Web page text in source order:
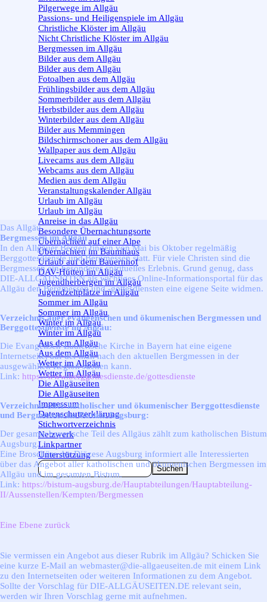
Pilgerwege im Allgäu
Passions- und Heiligenspiele im Allgäu
Christliche Klöster im Allgäu
Nicht Christliche Klöster im Allgäu
Bergmessen im Allgäu
Bilder aus dem Allgäu
Bilder aus dem Allgäu
Fotoalben aus dem Allgäu
Frühlingsbilder aus dem Allgäu
Sommerbilder aus dem Allgäu
Herbstbilder aus dem Allgäu
Winterbilder aus dem Allgäu
Bilder aus Memmingen
Bildschirmschoner aus dem Allgäu
Wallpaper aus dem Allgäu
Livecams aus dem Allgäu
Webcams aus dem Allgäu
Medien aus dem Allgäu
Veranstaltungskalender Allgäu
Urlaub im Allgäu
Urlaub im Allgäu
Anreise in das Allgäu
Besondere Übernachtungsorte
Übernachten auf einer Alpe
Übernachten im Baumhaus
Urlaub auf dem Bauernhof
DAV-Hütten im Allgäu
Jugendherbergen im Allgäu
Jugendzeltplätze im Allgäu
Sommer im Allgäu
Sommer im Allgäu
Winter im Allgäu▼
Winter im Allgäu
Aus dem Allgäu▼
Aus dem Allgäu
Wetter im Allgäu▼
Wetter im Allgäu
Die Allgäuseiten
Die Allgäuseiten
Impressum
Datenschutzerklärung
Stichwortverzeichnis
Netzwerk
Linkpartner
Unterstützung
Suchen
Das Allgäu
Bergmessen im Allgäu
In den Allgäuer Bergen finden von Mai bis Oktober regelmäßig
Berggottesdienste und Bergmessen statt. Für viele Christen sind die
Bergmessen ein besonderes spirituelles Erlebnis. Grund genug, dass
DIE-ALLGÄUSEITEN als wichtiges Online-Informationsportal für das
Allgäu den Bergmessen und -gottesdiensten eine eigene Seite widmen.
Verzeichnis aller evangelischen und ökumenischen Bergmessen und
Berggottesdienste im Allgäu:
Die Evangelisch-Lutherische Kirche in Bayern hat eine eigene
Internetseite, auf der man nach den aktuellen Bergmessen in der
ausgewählten Region suchen kann.
Link: https://www.berggottesdienste.de/gottesdienste
Verzeichnis aller katholischer und ökumenischer Berggottesdienste
und Bergmessen im Bistum Augsburg:
Der gesamte bayerische Teil des Allgäus zählt zum katholischen Bistum
Augsburg.
Eine Broschüre der Diözese Augsburg informiert alle Interessierten
über das Angebot aller katholischen und ökumenischen Bergmessen im
Allgäu und im gesamten Bistum.
Link: https://bistum-augsburg.de/Hauptabteilungen/Hauptabteilung-
II/Aussenstellen/Kempten/Bergmessen
Eine Ebene zurück
Sie vermissen ein Angebot aus dieser Rubrik im Allgäu? Schicken Sie
eine kurze E-Mail an webmaster@die-allgaeuseiten.de mit einem Link
zu den Internetseiten oder weiteren Informationen zu dem Angebot.
Sollte der Vorschlag für DIE-ALLGÄUSEITEN.DE relevant sein,
werden wir Ihren Vorschlag gerne mit aufnehmen.